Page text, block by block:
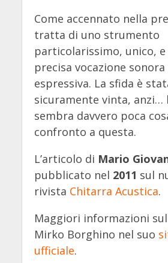
Come accennato nella
tratta di uno strumento
particolarissimo, unico, e
precisa vocazione sonora
espressiva. La sfida è
sicuramente vinta, anzi…
sembra davvero poca
confronto a questa.
L’articolo di Mario
pubblicato nel 2011 sul
rivista Chitarra Acustica.
Maggiori informazioni
Mirko Borghino nel suo
ufficiale.